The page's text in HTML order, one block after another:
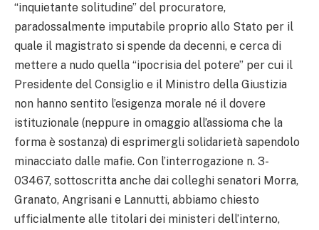
“inquietante solitudine” del procuratore,
paradossalmente imputabile proprio allo Stato per il
quale il magistrato si spende da decenni, e cerca di
mettere a nudo quella “ipocrisia del potere” per cui il
Presidente del Consiglio e il Ministro della Giustizia
non hanno sentito l’esigenza morale né il dovere
istituzionale (neppure in omaggio all’assioma che la
forma è sostanza) di esprimergli solidarietà sapendolo
minacciato dalle mafie. Con l’interrogazione n. 3-
03467, sottoscritta anche dai colleghi senatori Morra,
Granato, Angrisani e Lannutti, abbiamo chiesto
ufficialmente alle titolari dei ministeri dell’interno,